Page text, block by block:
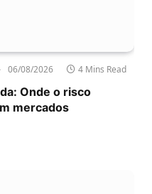
06/08/2026 4 Mins Read
Onde o risco
mercados